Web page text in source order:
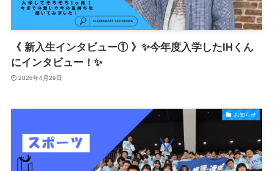
《 新入生インタビュー① 》✨今年度入学したIHくん
にインタビュー！✨
2026年4月29日
お知らせ